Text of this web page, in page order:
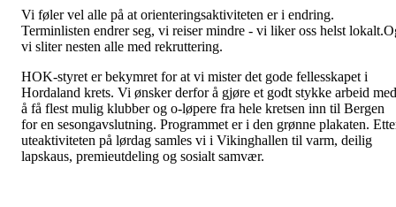
Vi føler vel alle på at orienteringsaktiviteten er i endring.
Terminlisten endrer seg, vi reiser mindre - vi liker oss helst
vi sliter nesten alle med rekruttering.
HOK-styret er bekymret for at vi mister det gode fellesskapet i
Hordaland krets. Vi ønsker derfor å gjøre et godt stykke arbeid med
å få flest mulig klubber og o-løpere fra hele kretsen inn til Bergen
for en sesongavslutning. Programmet er i den grønne plakaten.
uteaktiviteten på lørdag samles vi i Vikinghallen til varm, deilig
lapskaus, premieutdeling og sosialt samvær.